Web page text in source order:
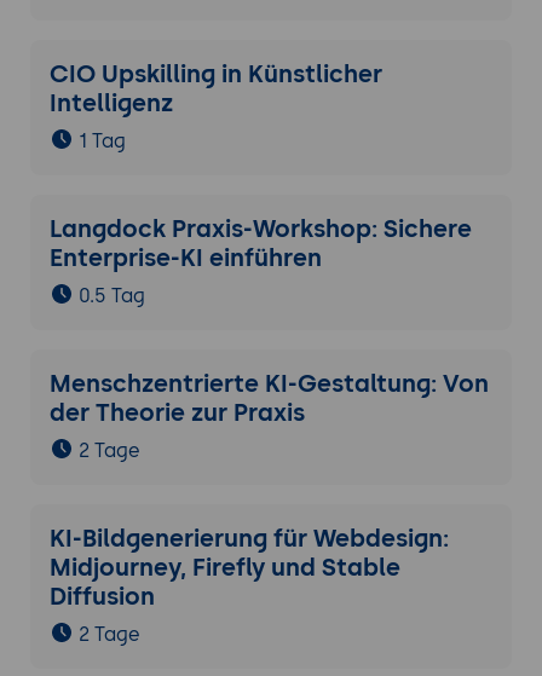
CIO Upskilling in Künstlicher
Intelligenz
1 Tag
Langdock Praxis-Workshop: Sichere
Enterprise-KI einführen
0.5 Tag
Menschzentrierte KI-Gestaltung: Von
der Theorie zur Praxis
2 Tage
KI-Bildgenerierung für Webdesign:
Midjourney, Firefly und Stable
Diffusion
2 Tage